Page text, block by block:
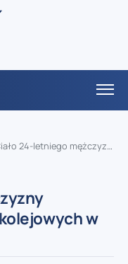
24-letniego mężczyzny znalezione przy torach kolejowych w Gouy-lez-Piéton
w